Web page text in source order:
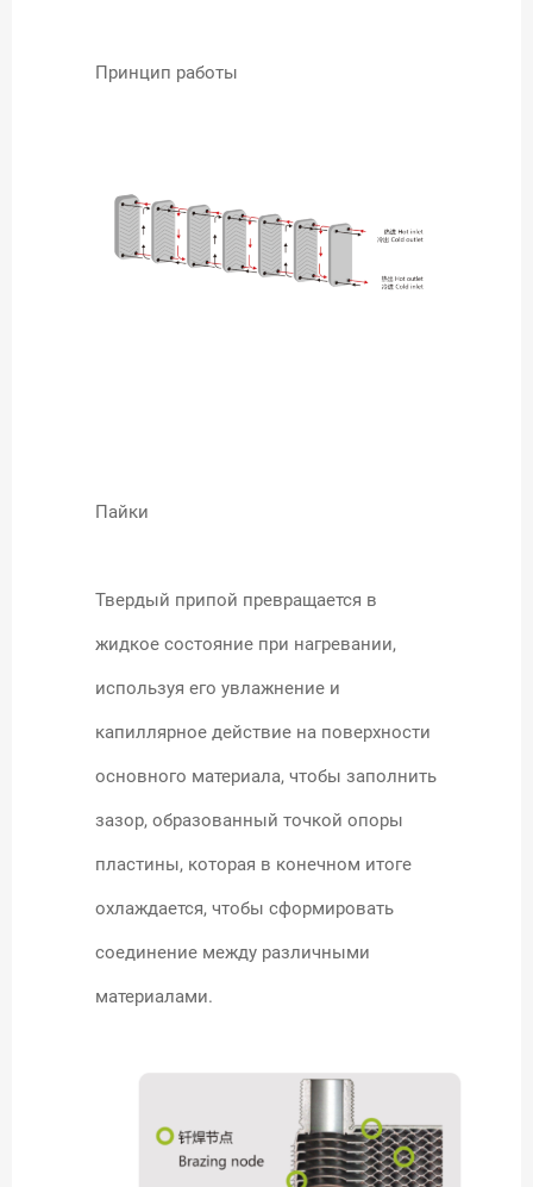
Принцип работы
Пайки
Твердый припой превращается в
жидкое состояние при нагревании,
используя его увлажнение и
капиллярное действие на поверхности
основного материала, чтобы заполнить
зазор, образованный точкой опоры
пластины, которая в конечном итоге
охлаждается, чтобы сформировать
соединение между различными
материалами.